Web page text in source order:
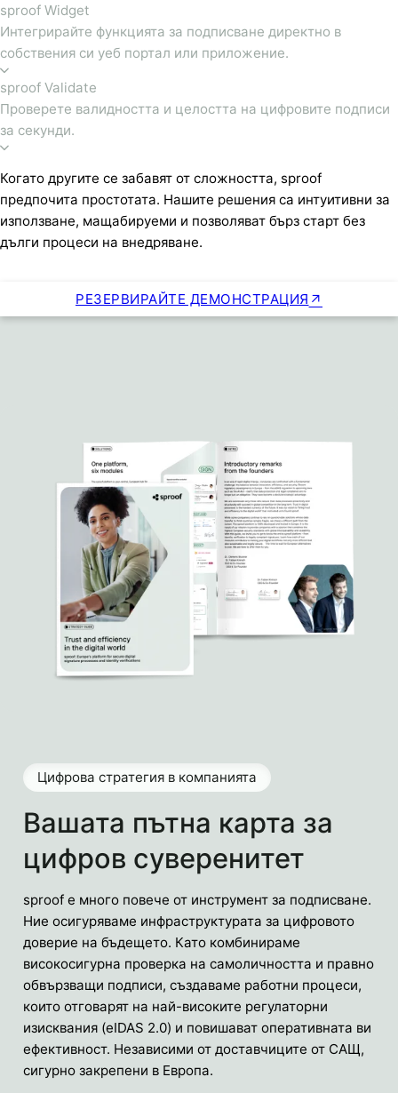
sproof Widget
Интегрирайте функцията за подписване директно в
собствения си уеб портал или приложение.
sproof Validate
Проверете валидността и целостта на цифровите подписи
за секунди.
Когато другите се забавят от сложността, sproof
предпочита простотата. Нашите решения са интуитивни за
използване, мащабируеми и позволяват бърз старт без
дълги процеси на внедряване.
РЕЗЕРВИРАЙТЕ ДЕМОНСТРАЦИЯ
Вашата пътна карта за
цифров суверенитет
Цифрова стратегия в компанията
sproof е много повече от инструмент за подписване.
Ние осигуряваме инфраструктурата за цифровото
доверие на бъдещето. Като комбинираме
високосигурна проверка на самоличността и правно
обвързващи подписи, създаваме работни процеси,
които отговарят на най-високите регулаторни
изисквания (eIDAS 2.0) и повишават оперативната ви
ефективност. Независими от доставчиците от САЩ,
сигурно закрепени в Европа.